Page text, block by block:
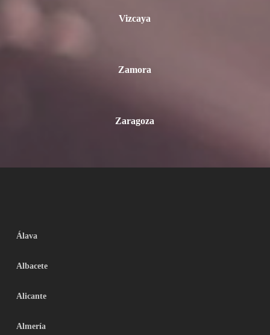
Vizcaya
Zamora
Zaragoza
Álava
Albacete
Alicante
Almería